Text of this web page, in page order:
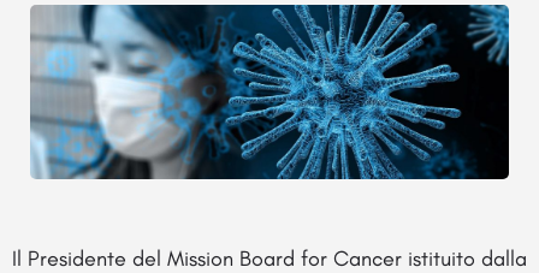
Il Presidente del Mission Board for Cancer istituito dalla